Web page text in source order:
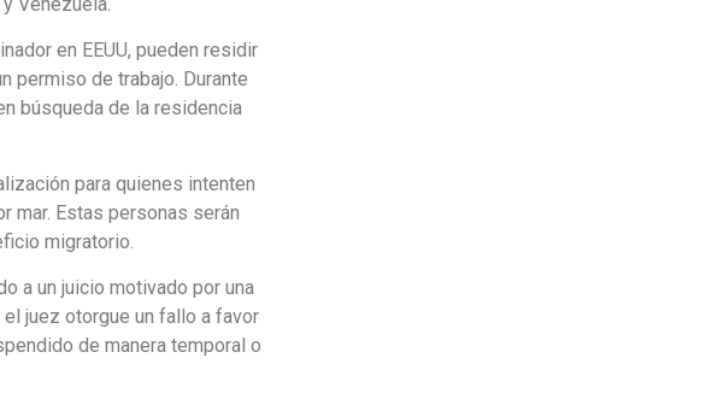
en EEUU, pueden residir
permiso de trabajo. Durante
búsqueda de la residencia
para quienes intenten
mar. Estas personas serán
migratorio.
a un juicio motivado por una
juez otorgue un fallo a favor
de manera temporal o